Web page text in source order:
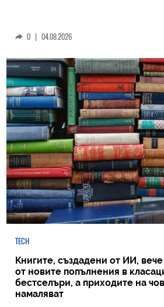
0 | 04.08.2026
TECH
Книгите, създадени от ИИ,
от новите попълнения в
бестселъри, а приходите на
намаляват